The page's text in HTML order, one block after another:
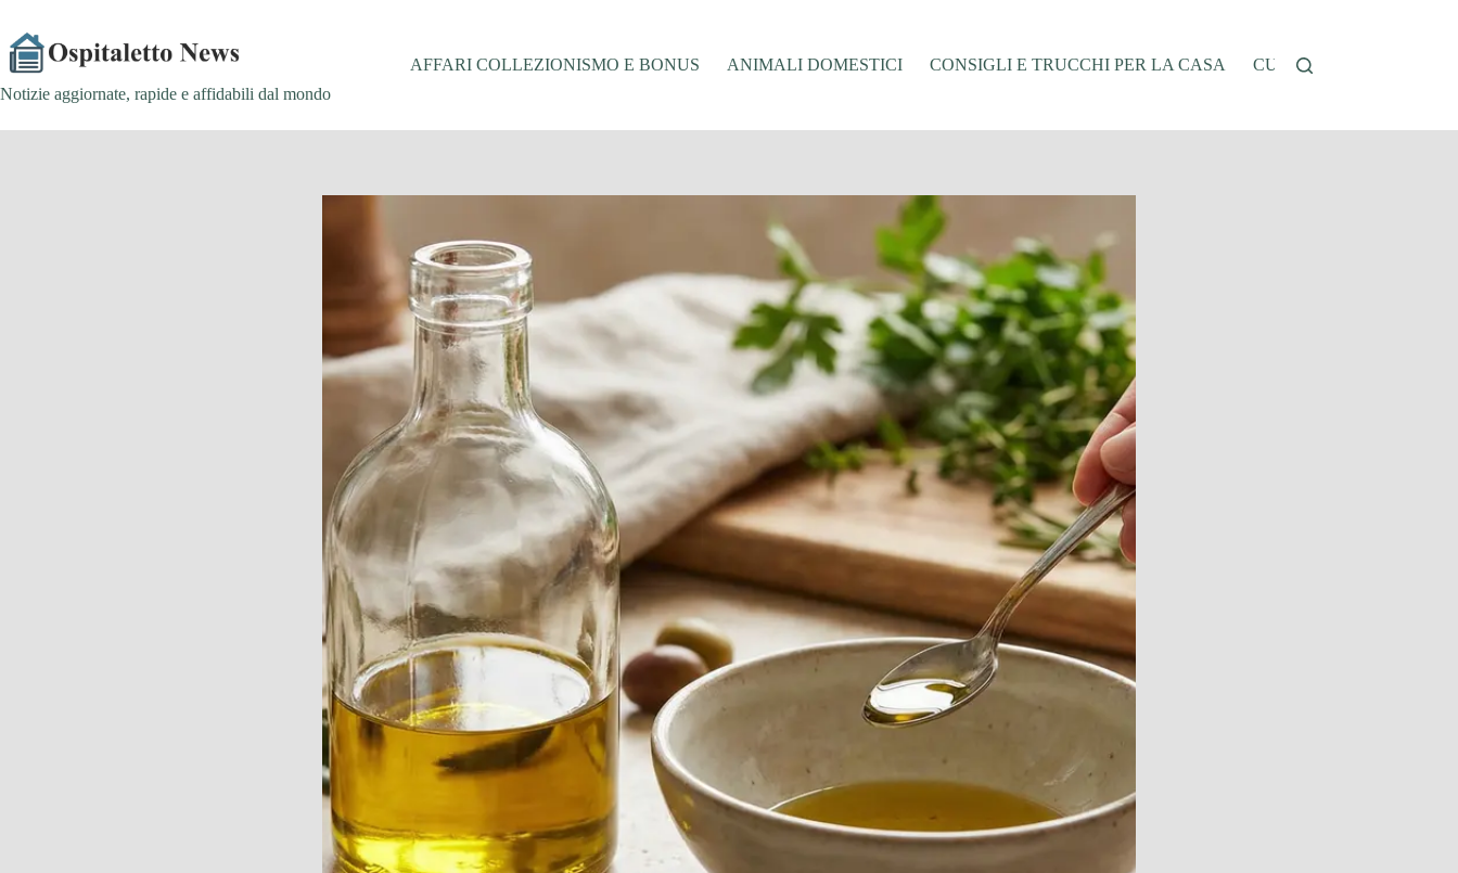
contenuto
Notizie aggiornate, rapide e affidabili dal mondo
AFFARI COLLEZIONISMO E BONUS ANIMALI DOMESTICI CONSIGLI E TRUCCHI PER LA CASA CUCINA E RICETTE